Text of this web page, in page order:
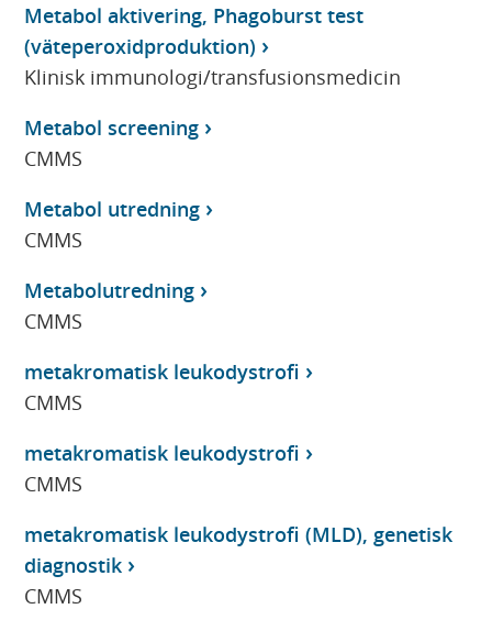
Metabol aktivering, Phagoburst test
(väteperoxidproduktion)
Klinisk immunologi/transfusionsmedicin
Metabol screening
CMMS
Metabol utredning
CMMS
Metabolutredning
CMMS
metakromatisk leukodystrofi
CMMS
metakromatisk leukodystrofi
CMMS
metakromatisk leukodystrofi (MLD), genetisk
diagnostik
CMMS